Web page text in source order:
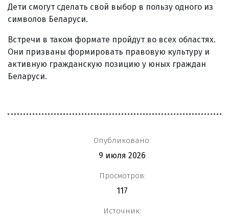
Дети смогут сделать свой выбор в пользу одного из
символов Беларуси.
Встречи в таком формате пройдут во всех областях.
Они призваны формировать правовую культуру и
активную гражданскую позицию у юных граждан
Беларуси.
Опубликовано:
9 июля 2026
Просмотров:
117
Источник: